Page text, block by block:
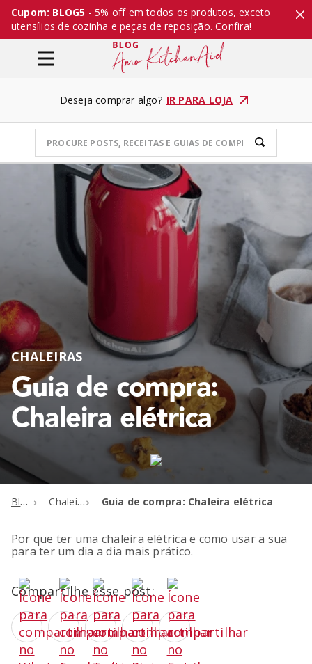
Cupom: BLOG5 - 5% off em todos os produtos, exceto
utensílios de cozinha e peças de reposição. Confira!
Deseja comprar algo? IR PARA LOJA
CHALEIRAS
Guia de compra:
Chaleira elétrica
Blog Chaleiras Guia de compra: Chaleira elétrica
Por que ter uma chaleira elétrica e como usar a sua
para ter um dia a dia mais prático.
Compartilhe esse post: